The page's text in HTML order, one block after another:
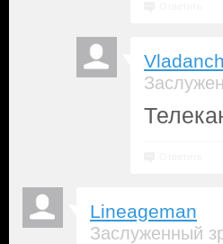
Lineageman
Заслуженный